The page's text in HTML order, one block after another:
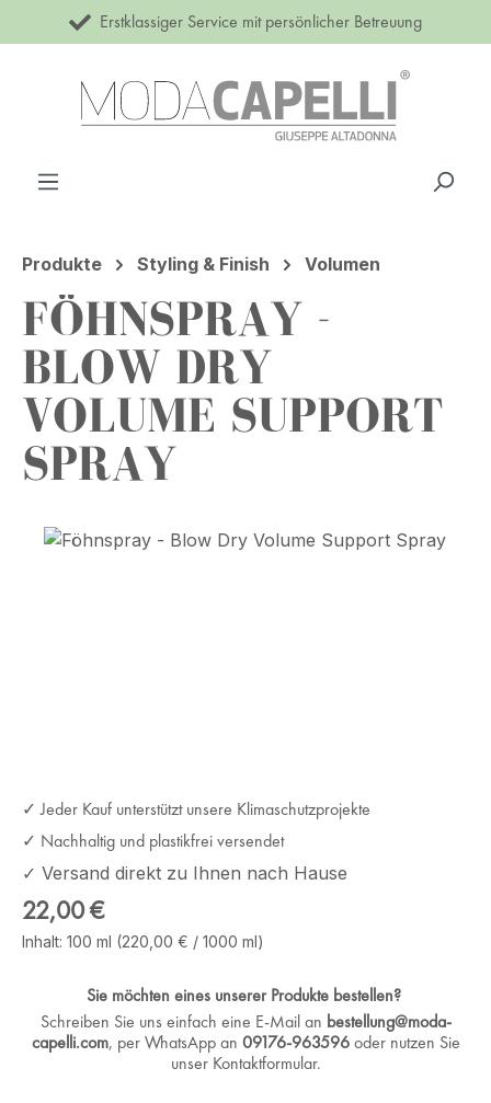
Zum Hauptinhalt springen
Erstklassiger Service mit persönlicher Betreuung
Produkte Styling & Finish Volumen
FÖHNSPRAY -
BLOW DRY
VOLUME SUPPORT
SPRAY
Bildergalerie überspringen
✓ Jeder Kauf unterstützt unsere Klimaschutzprojekte
✓ Nachhaltig und plastikfrei versendet
✓ Versand direkt zu Ihnen nach Hause
Regulärer Preis:
22,00 €
Inhalt: 100 ml (220,00 € / 1000 ml)
Sie möchten eines unserer Produkte bestellen?
Schreiben Sie uns einfach eine E-Mail an bestellung@moda-
capelli.com, per WhatsApp an 09176-963596oder nutzen Sie
unser Kontaktformular.